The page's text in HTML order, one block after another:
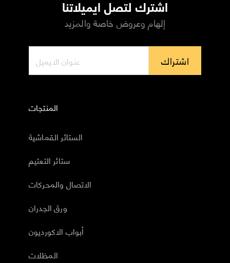
اشترك لتصل ايميلاتنا
إلهام وعروض خاصة والمزيد
اشتراك
المنتجات
الستائر القماشية
ستائر التعتيم
الاتصال والمحركات
ورق الجدران
أبواب الاكورديون
المظلات